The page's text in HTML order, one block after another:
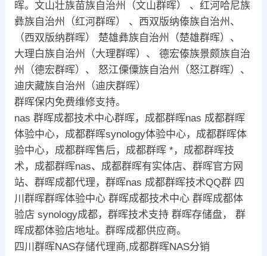
晖。文山壮族苗族自治州（文山群晖） 、红河哈尼族
彝族自治州（红河群晖） 、西双版纳傣族自治州、
（西双版纳群晖） 楚雄彝族自治州（楚雄群晖）、
大理白族自治州（大理群晖）、 德宏傣族景颇族自治
州（德宏群晖）、 怒江傈僳族自治州（怒江群晖）、
迪庆藏族自治州（迪庆群晖）
群晖保内免费维修支持。
nas 群晖成都技术中心群晖，成都群晖nas 成都群晖
体验中心，成都群晖synology体验中心，成都群晖体
验中心，成都群晖售后，成都群晖 *，成都群晖技
术，成都群晖nas、成都群晖有实体店、群晖官方网
站、群晖成都代理，群晖nas 成都群晖技术QQ群 四
川群晖群晖体验中心 群晖成都技术中心 群晖成都体
验店 synology成都，群晖技术支持 群晖存储盘， 群
晖成都体验店地址。群晖成都供应商。
四川群晖NAS存储代理商,成都群晖NAS分销